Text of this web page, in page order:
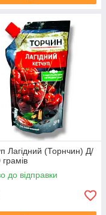
Лагідний (Торнчин) Д/
до відправки